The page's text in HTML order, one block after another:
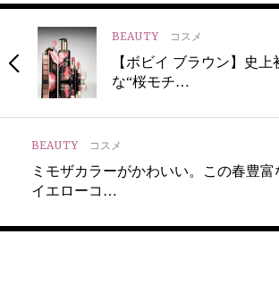
BEAUTY コスメ
【ボビイ ブラウン】史上
な“桜モチ…
BEAUTY コスメ
ミモザカラーがかわいい。この春豊富
イエローコ…